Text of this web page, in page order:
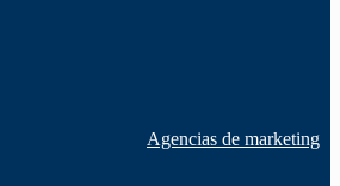
Agencias de marketing